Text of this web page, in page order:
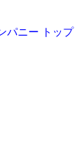
パニー トップ